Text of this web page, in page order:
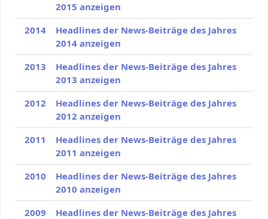
2015 anzeigen
2014
Headlines der News-Beiträge des Jahres
2014 anzeigen
2013
Headlines der News-Beiträge des Jahres
2013 anzeigen
2012
Headlines der News-Beiträge des Jahres
2012 anzeigen
2011
Headlines der News-Beiträge des Jahres
2011 anzeigen
2010
Headlines der News-Beiträge des Jahres
2010 anzeigen
2009
Headlines der News-Beiträge des Jahres